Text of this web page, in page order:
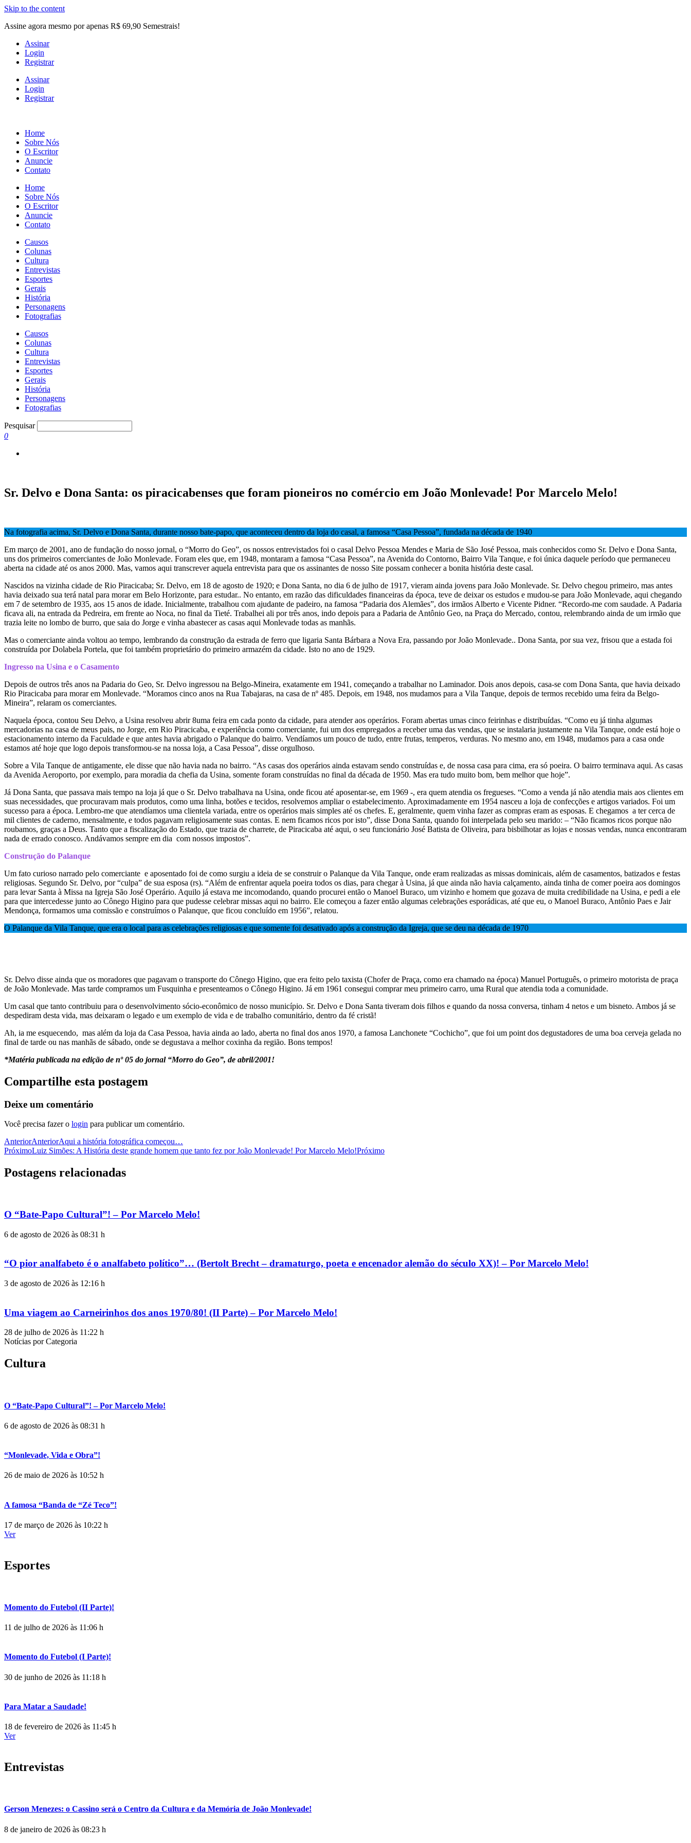
Skip to the content
Assine agora mesmo por apenas R$ 69,90 Semestrais!
Assinar
Login
Registrar
Assinar
Login
Registrar
Home
Sobre Nós
O Escritor
Anuncie
Contato
Home
Sobre Nós
O Escritor
Anuncie
Contato
Causos
Colunas
Cultura
Entrevistas
Esportes
Gerais
História
Personagens
Fotografias
Causos
Colunas
Cultura
Entrevistas
Esportes
Gerais
História
Personagens
Fotografias
Pesquisar
0
Sr. Delvo e Dona Santa: os piracicabenses que foram pioneiros no comércio em João Monlevade! Por Marcelo Melo!
Na fotografia acima, Sr. Delvo e Dona Santa, durante nosso bate-papo, que aconteceu dentro da loja do casal, a famosa “Casa Pessoa”, fundada na década de 1940
Em março de 2001, ano de fundação do nosso jornal, o “Morro do Geo”, os nossos entrevistados foi o casal Delvo Pessoa Mendes e Maria de São José Pessoa, mais conhecidos como Sr. Delvo e Dona Santa,
uns dos primeiros comerciantes de João Monlevade. Foram eles que, em 1948, montaram a famosa “Casa Pessoa”, na Avenida do Contorno, Bairro Vila Tanque, e foi única daquele período que permaneceu
aberta na cidade até os anos 2000. Mas, vamos aqui transcrever aquela entrevista para que os assinantes de nosso Site possam conhecer a bonita história deste casal.
Nascidos na vizinha cidade de Rio Piracicaba; Sr. Delvo, em 18 de agosto de 1920; e Dona Santa, no dia 6 de julho de 1917, vieram ainda jovens para João Monlevade. Sr. Delvo chegou primeiro, mas antes
havia deixado sua terá natal para morar em Belo Horizonte, para estudar.. No entanto, em razão das dificuldades financeiras da época, teve de deixar os estudos e mudou-se para João Monlevade, aqui chegando
em 7 de setembro de 1935, aos 15 anos de idade. Inicialmente, trabalhou com ajudante de padeiro, na famosa “Padaria dos Alemães”, dos irmãos Alberto e Vicente Pidner. “Recordo-me com saudade. A Padaria
ficava ali, na entrada da Pedreira, em frente ao Noca, no final da Tieté. Trabalhei ali por três anos, indo depois para a Padaria de Antônio Geo, na Praça do Mercado, contou, relembrando ainda de um irmão que
trazia leite no lombo de burro, que saia do Jorge e vinha abastecer as casas aqui Monlevade todas as manhãs.
Mas o comerciante ainda voltou ao tempo, lembrando da construção da estrada de ferro que ligaria Santa Bárbara a Nova Era, passando por João Monlevade.. Dona Santa, por sua vez, frisou que a estada foi
construída por Dolabela Portela, que foi também proprietário do primeiro armazém da cidade. Isto no ano de 1929.
Ingresso na Usina e o Casamento
Depois de outros três anos na Padaria do Geo, Sr. Delvo ingressou na Belgo-Mineira, exatamente em 1941, começando a trabalhar no Laminador. Dois anos depois, casa-se com Dona Santa, que havia deixado
Rio Piracicaba para morar em Monlevade. “Moramos cinco anos na Rua Tabajaras, na casa de nº 485. Depois, em 1948, nos mudamos para a Vila Tanque, depois de termos recebido uma feira da Belgo-
Mineira”, relaram os comerciantes.
Naquela época, contou Seu Delvo, a Usina resolveu abrir 8uma feira em cada ponto da cidade, para atender aos operários. Foram abertas umas cinco feirinhas e distribuídas. “Como eu já tinha algumas
mercadorias na casa de meus pais, no Jorge, em Rio Piracicaba, e experiência como comerciante, fui um dos empregados a receber uma das vendas, que se instalaria justamente na Vila Tanque, onde está hoje o
estacionamento interno da Faculdade e que antes havia abrigado o Palanque do bairro. Vendíamos um pouco de tudo, entre frutas, temperos, verduras. No mesmo ano, em 1948, mudamos para a casa onde
estamos até hoje que logo depois transformou-se na nossa loja, a Casa Pessoa”, disse orgulhoso.
Sobre a Vila Tanque de antigamente, ele disse que não havia nada no bairro. “As casas dos operários ainda estavam sendo construídas e, de nossa casa para cima, era só poeira. O bairro terminava aqui. As casas
da Avenida Aeroporto, por exemplo, para moradia da chefia da Usina, somente foram construídas no final da década de 1950. Mas era tudo muito bom, bem melhor que hoje”.
Já Dona Santa, que passava mais tempo na loja já que o Sr. Delvo trabalhava na Usina, onde ficou até aposentar-se, em 1969 -, era quem atendia os fregueses. “Como a venda já não atendia mais aos clientes em
suas necessidades, que procuravam mais produtos, como uma linha, botões e tecidos, resolvemos ampliar o estabelecimento. Aproximadamente em 1954 nasceu a loja de confecções e artigos variados. Foi um
sucesso para a época. Lembro-me que atendíamos uma clientela variada, entre os operários mais simples até os chefes. E, geralmente, quem vinha fazer as compras eram as esposas. E chegamos a ter cerca de
mil clientes de caderno, mensalmente, e todos pagavam religiosamente suas contas. E nem ficamos ricos por isto”, disse Dona Santa, quando foi interpelada pelo seu marido: – “Não ficamos ricos porque não
roubamos, graças a Deus. Tanto que a fiscalização do Estado, que trazia de charrete, de Piracicaba até aqui, o seu funcionário José Batista de Oliveira, para bisbilhotar as lojas e nossas vendas, nunca encontraram
nada de errado conosco. Andávamos sempre em dia com nossos impostos”.
Construção do Palanque
Um fato curioso narrado pelo comerciante e aposentado foi de como surgiu a ideia de se construir o Palanque da Vila Tanque, onde eram realizadas as missas dominicais, além de casamentos, batizados e festas
religiosas. Segundo Sr. Delvo, por “culpa” de sua esposa (rs). “Além de enfrentar aquela poeira todos os dias, para chegar à Usina, já que ainda não havia calçamento, ainda tinha de comer poeira aos domingos
para levar Santa à Missa na Igreja São José Operário. Aquilo já estava me incomodando, quando procurei então o Manoel Buraco, um vizinho e homem que gozava de muita credibilidade na Usina, e pedi a ele
para que intercedesse junto ao Cônego Higino para que pudesse celebrar missas aqui no bairro. Ele começou a fazer então algumas celebrações esporádicas, até que eu, o Manoel Buraco, Antônio Paes e Jair
Mendonça, formamos uma comissão e construímos o Palanque, que ficou concluído em 1956”, relatou.
O Palanque da Vila Tanque, que era o local para as celebrações religiosas e que somente foi desativado após a construção da Igreja, que se deu na década de 1970
Sr. Delvo disse ainda que os moradores que pagavam o transporte do Cônego Higino, que era feito pelo taxista (Chofer de Praça, como era chamado na época) Manuel Português, o primeiro motorista de praça
de João Monlevade. Mas tarde compramos um Fusquinha e presenteamos o Cônego Higino. Já em 1961 consegui comprar meu primeiro carro, uma Rural que atendia toda a comunidade.
Um casal que tanto contribuiu para o desenvolvimento sócio-econômico de nosso município. Sr. Delvo e Dona Santa tiveram dois filhos e quando da nossa conversa, tinham 4 netos e um bisneto. Ambos já se
despediram desta vida, mas deixaram o legado e um exemplo de vida e de trabalho comunitário, dentro da fé cristã!
Ah, ia me esquecendo, mas além da loja da Casa Pessoa, havia ainda ao lado, aberta no final dos anos 1970, a famosa Lanchonete “Cochicho”, que foi um point dos degustadores de uma boa cerveja gelada no
final de tarde ou nas manhãs de sábado, onde se degustava a melhor coxinha da região. Bons tempos!
*Matéria publicada na edição de nº 05 do jornal “Morro do Geo”, de abril/2001!
Compartilhe esta postagem
Deixe um comentário
Você precisa fazer o login para publicar um comentário.
AnteriorAnteriorAqui a história fotográfica começou…
PróximoLuiz Simões: A História deste grande homem que tanto fez por João Monlevade! Por Marcelo Melo!Próximo
Postagens relacionadas
O “Bate-Papo Cultural”! – Por Marcelo Melo!
6 de agosto de 2026 às 08:31 h
“O pior analfabeto é o analfabeto político”… (Bertolt Brecht – dramaturgo, poeta e encenador alemão do século XX)! – Por Marcelo Melo!
3 de agosto de 2026 às 12:16 h
Uma viagem ao Carneirinhos dos anos 1970/80! (II Parte) – Por Marcelo Melo!
28 de julho de 2026 às 11:22 h
Notícias por Categoria
Cultura
O “Bate-Papo Cultural”! – Por Marcelo Melo!
6 de agosto de 2026 às 08:31 h
“Monlevade, Vida e Obra”!
26 de maio de 2026 às 10:52 h
A famosa “Banda de “Zé Teco”!
17 de março de 2026 às 10:22 h
Ver
Esportes
Momento do Futebol (II Parte)!
11 de julho de 2026 às 11:06 h
Momento do Futebol (I Parte)!
30 de junho de 2026 às 11:18 h
Para Matar a Saudade!
18 de fevereiro de 2026 às 11:45 h
Ver
Entrevistas
Gerson Menezes: o Cassino será o Centro da Cultura e da Memória de João Monlevade!
8 de janeiro de 2026 às 08:23 h